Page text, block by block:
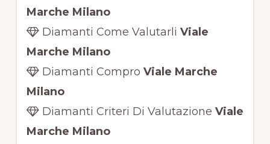
Marche Milano
Diamanti Come Valutarli Viale
Marche Milano
Diamanti Compro Viale Marche
Milano
Diamanti Criteri Di Valutazione Viale
Marche Milano